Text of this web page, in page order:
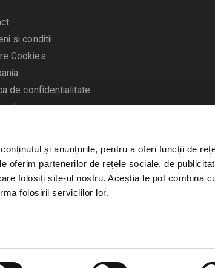
și anunțurile, pentru a oferi funcții de
oferim partenerilor de rețele sociale, de
folosiți site-ul nostru. Aceștia le pot combina
folosirii serviciilor lor.
si conditii
Cookies
de confidentialitate